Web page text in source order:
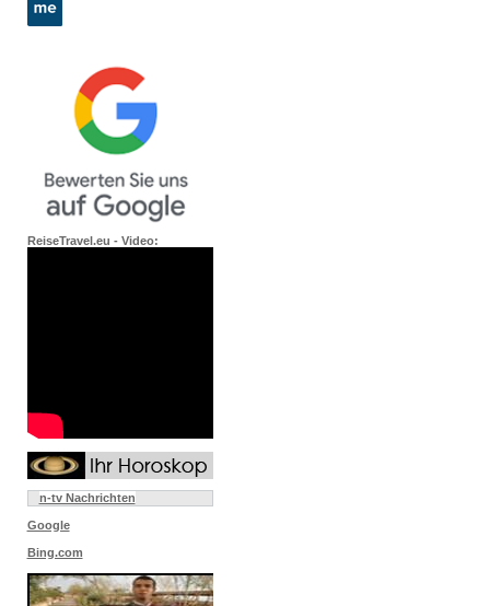
ReiseTravel.eu - Video:
n-tv Nachrichten
Google
Bing.com